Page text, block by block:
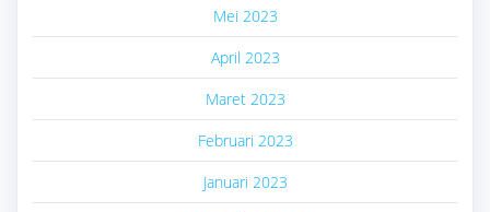
Mei 2023
April 2023
Maret 2023
Februari 2023
Januari 2023